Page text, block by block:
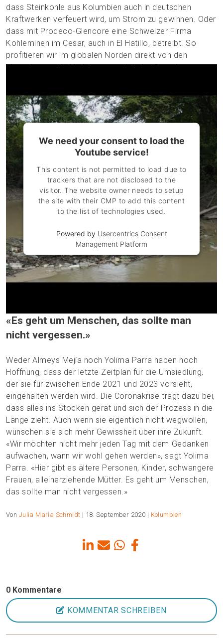
dass Steinkohle aus Kolumbien auch in deutschen
Kraftwerken verfeuert wird, um Strom zu gewinnen. Oder
dass mit Prodeco-Glencore eine Schweizer Firma
Kohleminen im Cesar, auch in El Hatillo, betreibt. So
profitieren wir im globalen Norden direkt von den
Menschenrechts-Verletzungen globaler Grosskonzerne
«Früher gingen wir in Gruppen
zusammen zum Fluss, um zu fischen.
Wir fingen so viel, wie wir für die Woche
brauchten.»Almeys Mejía
We need your consent to load the
Youtube service!
This content is not permitted to load due to
trackers that are not disclosed to the
visitor. The website owner needs to setup
the site with their CMP to add this content
to the list of technologies used.
Powered by Usercentrics Consent
Management Platform
«Es geht um Menschen, das sollte man
nicht vergessen.»
Weder Almeys Mejía noch Yolima Parra haben noch
Hoffnung, dass der letzte Zeitplan für die Umsiedlung,
der sie für zwischen Ende 2021 und 2023 vorsieht,
eingehalten werden wird. Die Coronakrise trägt dazu bei,
dass alles ins Stocken gerät und sich der Prozess in die
Länge zieht. Auch wenn sie eigentlich nicht wegwollen,
wünschen sie sich mehr Gewissheit über ihre Zukunft.
«Wir möchten nicht mehr jeden Tag mit dem Gedanken
aufwachen, wann wir wohl gehen werden», sagt Yolima
Parra. «Hier gibt es ältere Personen, Kinder, schwangere
Frauen, alleinerziehende Mütter. Es geht um Menschen,
das sollte man nicht vergessen.»
Von Julia Maria Schmidt | 18. September 2020 | Kolumbien
0 Kommentare
KOMMENTAR SCHREIBEN